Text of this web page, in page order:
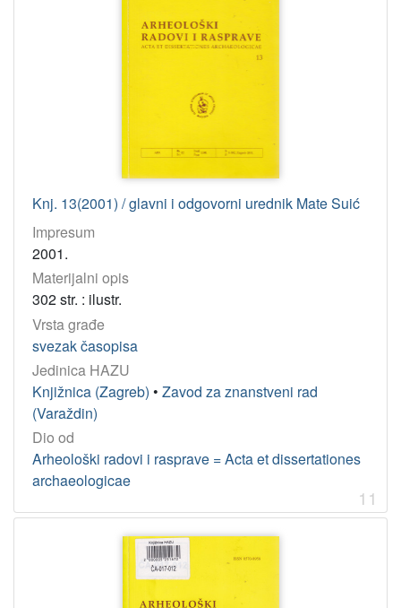
Knj. 13(2001) / glavni i odgovorni urednik Mate Suić
Impresum
2001.
Materijalni opis
302 str. : ilustr.
Vrsta građe
svezak časopisa
Jedinica HAZU
Knjižnica (Zagreb) • Zavod za znanstveni rad
(Varaždin)
Dio od
Arheološki radovi i rasprave = Acta et dissertationes
archaeologicae
11